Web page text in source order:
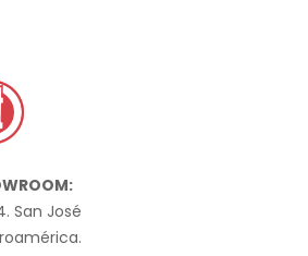
San José